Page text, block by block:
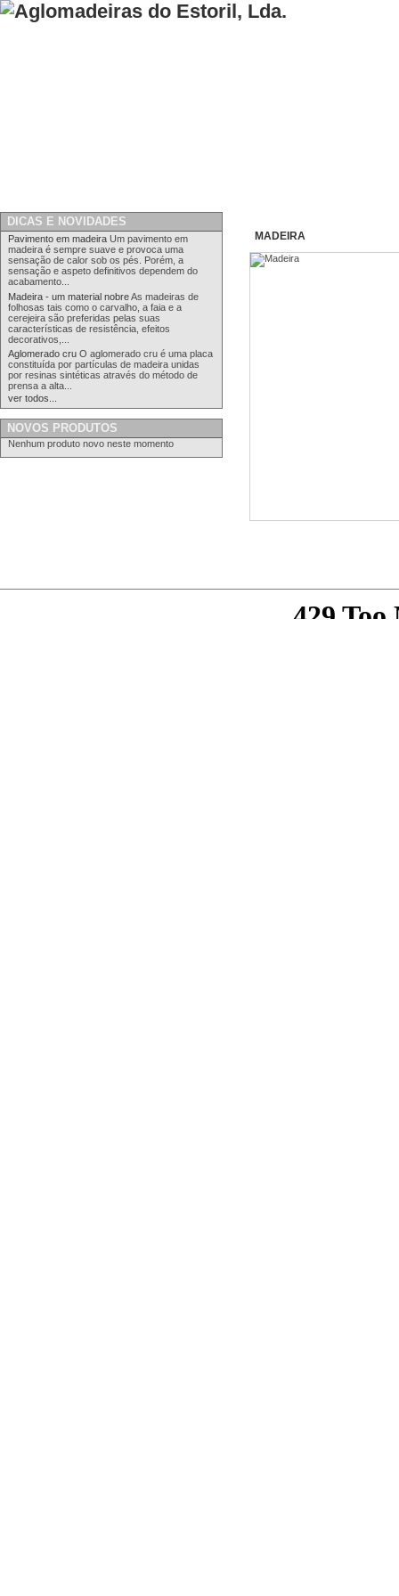
DICAS E NOVIDADES
Pavimento em madeira Um pavimento em
madeira é sempre suave e provoca uma
sensação de calor sob os pés. Porém, a
sensação e aspeto definitivos dependem do
acabamento...
Madeira - um material nobreAs madeiras de
folhosas tais como o carvalho, a faia e a
cerejeira são preferidas pelas suas
características de resistência, efeitos
decorativos,...
Aglomerado cru O aglomerado cru é uma placa
constituída por partículas de madeira unidas
por resinas sintéticas através do método de
prensa a alta...
ver todos...
NOVOS PRODUTOS
Nenhum produto novo neste momento
MADEIRA